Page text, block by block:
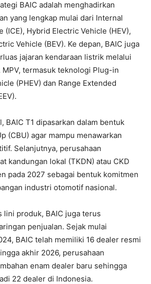
BAIC adalah menghadirkan
yang lengkap mulai dari Internal
(ICE), Hybrid Electric Vehicle (HEV),
Vehicle (BEV). Ke depan, BAIC juga
jajaran kendaraan listrik melalui
MPV, termasuk teknologi Plug-in
(PHEV) dan Range Extended
BAIC T1 dipasarkan dalam bentuk
(CBU) agar mampu menawarkan
Selanjutnya, perusahaan
kandungan lokal (TKDN) atau CKD
pada 2027 sebagai bentuk komitmen
industri otomotif nasional.
lini produk, BAIC juga terus
penjualan. Sejak mulai
BAIC telah memiliki 16 dealer resmi
akhir 2026, perusahaan
enam dealer baru sehingga
22 dealer di Indonesia.